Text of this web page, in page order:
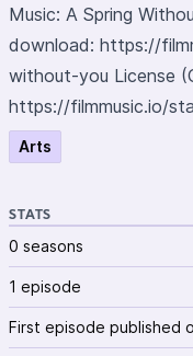
Music: A Spring
download: https://
without-you License
https://filmmusic.io/
Arts
STATS
0 seasons
1 episode
First episode published